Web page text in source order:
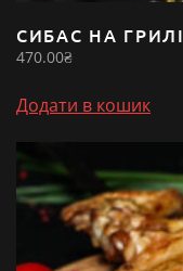
СИБАС НА ГРИЛІ
470.00₴
Додати в кошик